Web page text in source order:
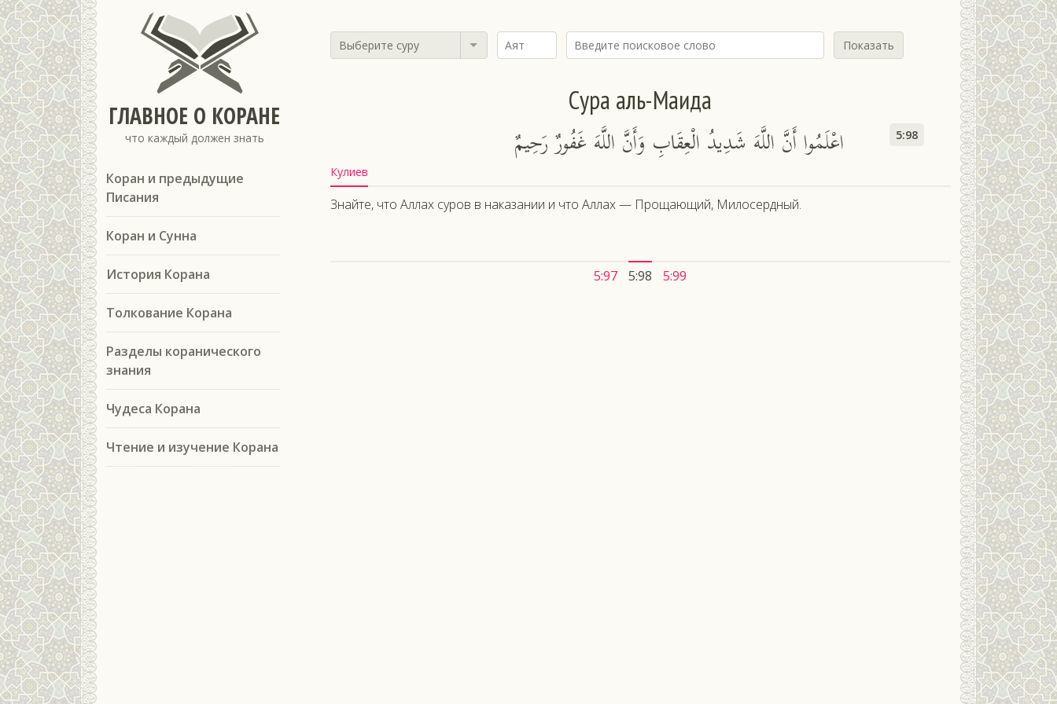
ГЛАВНОЕ О КОРАНЕ
что каждый должен знать
Коран и предыдущие
Писания
Коран и Сунна
История Корана
Толкование Корана
Разделы коранического
знания
Чудеса Корана
Чтение и изучение Корана
Выберите суру Показать
Сура аль-Маида
اعْلَمُوا أَنَّ اللَّهَ شَدِيدُ الْعِقَابِ وَأَنَّ اللَّهَ غَفُورٌ رَحِيمٌ 5:98
Кулиев
Знайте, что Аллах суров в наказании и что Аллах — Прощающий, Милосердный.
5:97 5:98 5:99